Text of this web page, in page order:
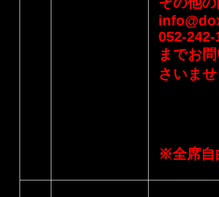
052-242-
までお
さいませ
※全席自